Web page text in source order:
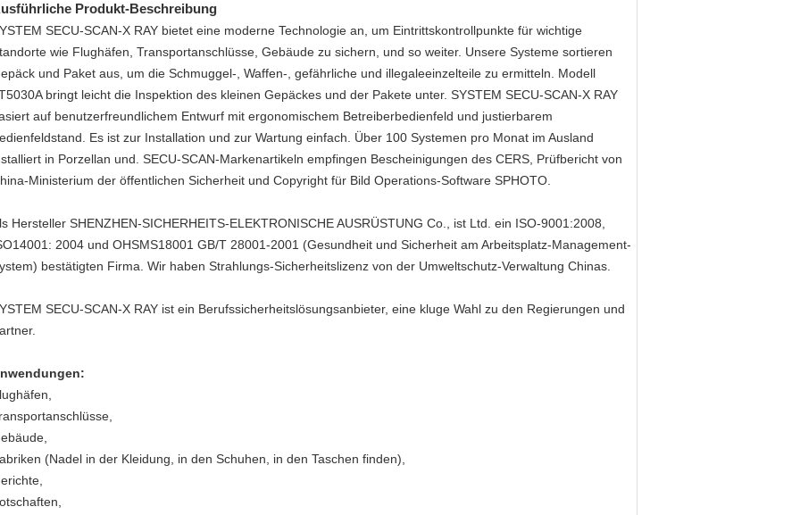
Produkt-Beschreibung
SECU-SCAN-X RAY bietet eine moderne Technologie an, um Eintrittskontrollpunkte für wichtige
wie Flughäfen, Transportanschlüsse, Gebäude zu sichern, und so weiter. Unsere Systeme sortieren
und Paket aus, um die Schmuggel-, Waffen-, gefährliche und illegaleeinzelteile zu ermitteln. Modell
bringt leicht die Inspektion des kleinen Gepäckes und der Pakete unter. SYSTEM SECU-SCAN-X RAY
auf benutzerfreundlichem Entwurf mit ergonomischem Betreiberbedienfeld und justierbarem
Es ist zur Installation und zur Wartung einfach. Über 100 Systemen pro Monat im Ausland
in Porzellan und. SECU-SCAN-Markenartikeln empfingen Bescheinigungen des CERS, Prüfbericht von
Ministerium der öffentlichen Sicherheit und Copyright für Bild Operations-Software SPHOTO.
Hersteller SHENZHEN-SICHERHEITS-ELEKTRONISCHE AUSRÜSTUNG Co., ist Ltd. ein ISO-9001:2008,
2004 und OHSMS18001 GB/T 28001-2001 (Gesundheit und Sicherheit am Arbeitsplatz-Management-
bestätigten Firma. Wir haben Strahlungs-Sicherheitslizenz von der Umweltschutz-Verwaltung Chinas.
SECU-SCAN-X RAY ist ein Berufssicherheitslösungsanbieter, eine kluge Wahl zu den Regierungen und
(Nadel in der Kleidung, in den Schuhen, in den Taschen finden),